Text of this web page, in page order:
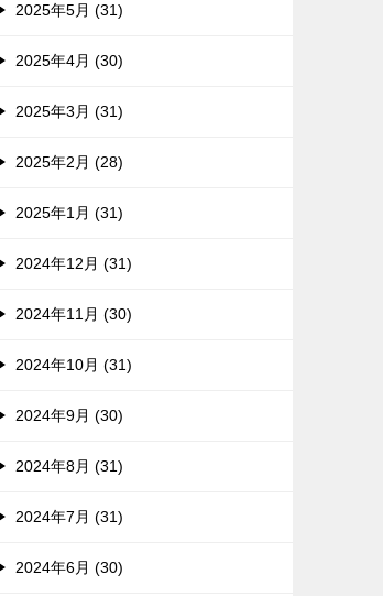
2025年5月 (31)
2025年4月 (30)
2025年3月 (31)
2025年2月 (28)
2025年1月 (31)
2024年12月 (31)
2024年11月 (30)
2024年10月 (31)
2024年9月 (30)
2024年8月 (31)
2024年7月 (31)
2024年6月 (30)